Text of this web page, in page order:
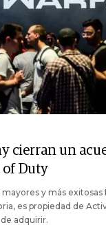
cierran un
of Duty
y más exitosas
es propiedad de
adquirir.